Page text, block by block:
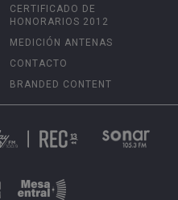
CERTIFICADO DE
HONORARIOS 2012
MEDICIÓN ANTENAS
CONTACTO
BRANDED CONTENT